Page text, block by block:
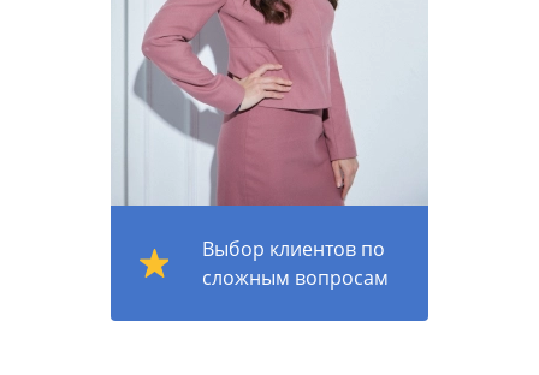
Выбор клиентов по
сложным вопросам